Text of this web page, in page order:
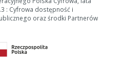
: Cyfrowa dostępność i
oraz środki Partnerów